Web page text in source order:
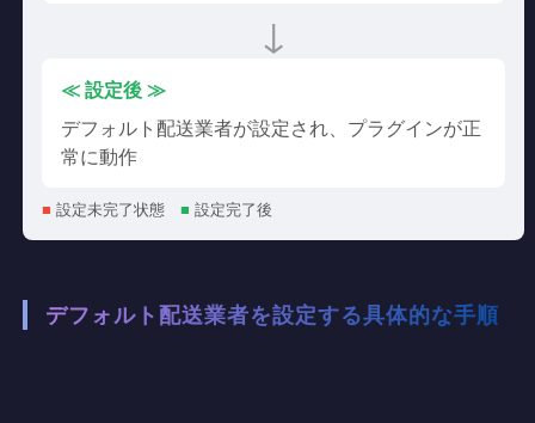
↓
≪ 設定後 ≫
デフォルト配送業者が設定され、プラグインが正
常に動作
■ 設定未完了状態 ■ 設定完了後
デフォルト配送業者を設定する具体的な手順